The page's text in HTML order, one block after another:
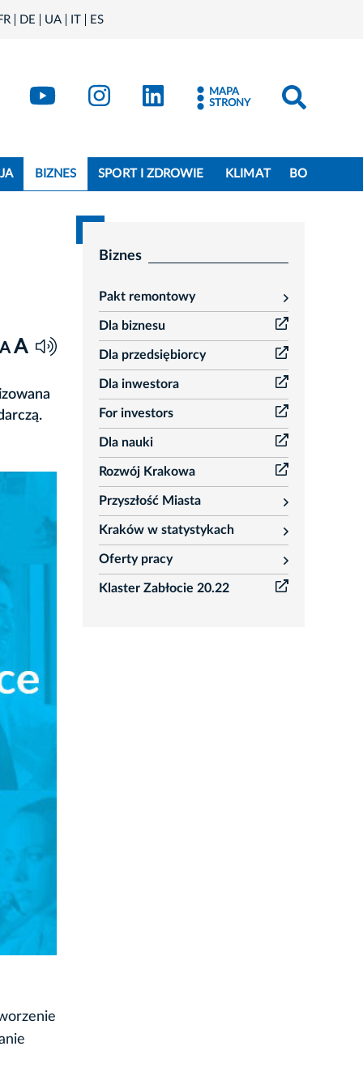
DE UA IT ES
- X
Kraków - YouTube
Kraków - Instagram
Kraków - LinkedIn
MAPA
STRONY
BIZNES SPORT I ZDROWIE KLIMAT BO
A
Biznes
Pakt remontowy
rozwiń
Dla biznesu
Dla przedsiębiorcy
Dla inwestora
For investors
Dla nauki
Rozwój Krakowa
Przyszłość Miasta
rozwiń
Kraków w statystykach
rozwiń
Oferty pracy
rozwiń
Klaster Zabłocie 20.22